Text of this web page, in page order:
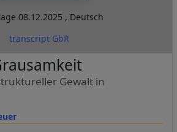
08.12.2025 , Deutsch
transcript GbR
Gewalt in